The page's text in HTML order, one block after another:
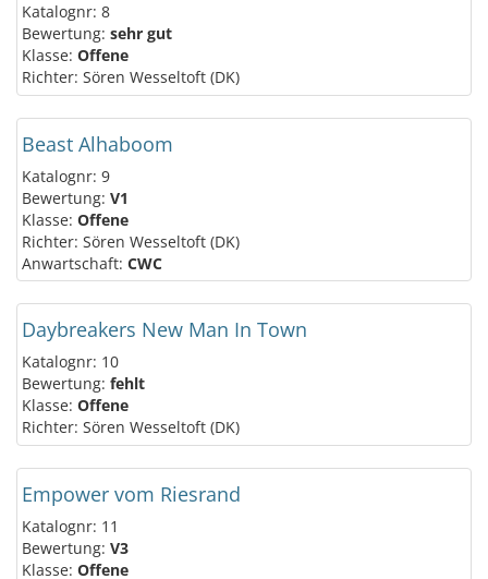
Katalognr: 8
Bewertung: sehr gut
Klasse: Offene
Richter: Sören Wesseltoft (DK)
Beast Alhaboom
Katalognr: 9
Bewertung: V1
Klasse: Offene
Richter: Sören Wesseltoft (DK)
Anwartschaft: CWC
Daybreakers New Man In Town
Katalognr: 10
Bewertung: fehlt
Klasse: Offene
Richter: Sören Wesseltoft (DK)
Empower vom Riesrand
Katalognr: 11
Bewertung: V3
Klasse: Offene